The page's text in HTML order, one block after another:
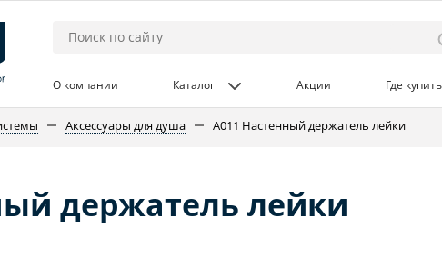
О компании Каталог Акции Где
Аксессуары для душа A011 Настенный держатель лейки
держатель лейки